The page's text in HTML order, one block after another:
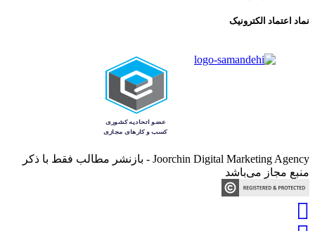
نماد اعتماد الکترونیک
Joorchin Digital Marketing Agency - بازنشر مطالب فقط با ذکر
منبع مجاز می‌باشد